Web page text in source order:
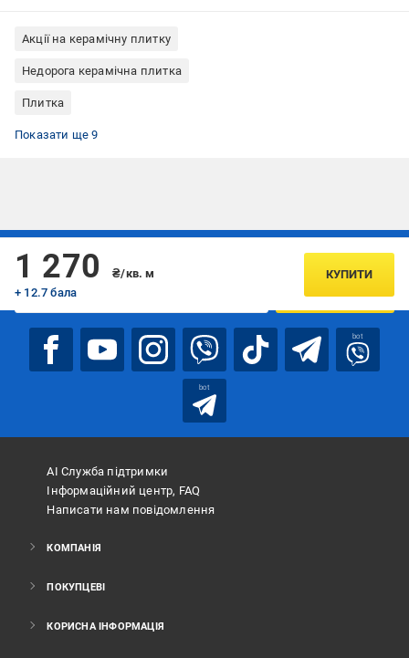
Акції на керамічну плитку
Недорога керамічна плитка
Плитка
Плитка на підлогу
Плитка для внутрішніх робіт
Плитка під мармур
Плитка полірована
Плитка 60x120
Керамічна плитка прямокутна
Недорога плитка для підлоги
Акції на плитку для підлоги
Керамическая плитка INTER GRES
Показати ще 9
1 270
₴/кв. м
+ 12.7 бала
КУПИТИ
Підписуйтесь, щоб дізнаватись першим про акції та пропозиції
ПІДПИСАТИСЯ
bot
bot
АІ Служба підтримки
Інформаційний центр, FAQ
Написати нам повідомлення
КОМПАНІЯ
ПОКУПЦЕВІ
КОРИСНА ІНФОРМАЦІЯ